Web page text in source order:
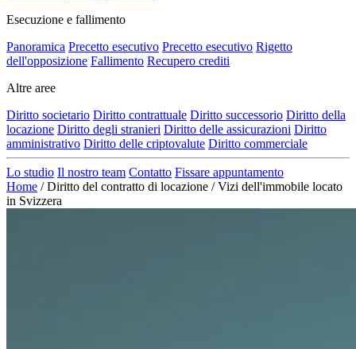
Esecuzione e fallimento
Panoramica Precetto esecutivo Precetto esecutivo Rigetto
dell'opposizione Fallimento Recupero crediti
Altre aree
Diritto societario Diritto contrattuale Diritto successorio Diritto della
locazione Diritto degli stranieri Diritto delle assicurazioni Diritto
amministrativo Diritto delle criptovalute Diritto commerciale
Lo studio Il nostro team Contatto Fissare appuntamento
Home / Diritto del contratto di locazione / Vizi dell'immobile locato
in Svizzera